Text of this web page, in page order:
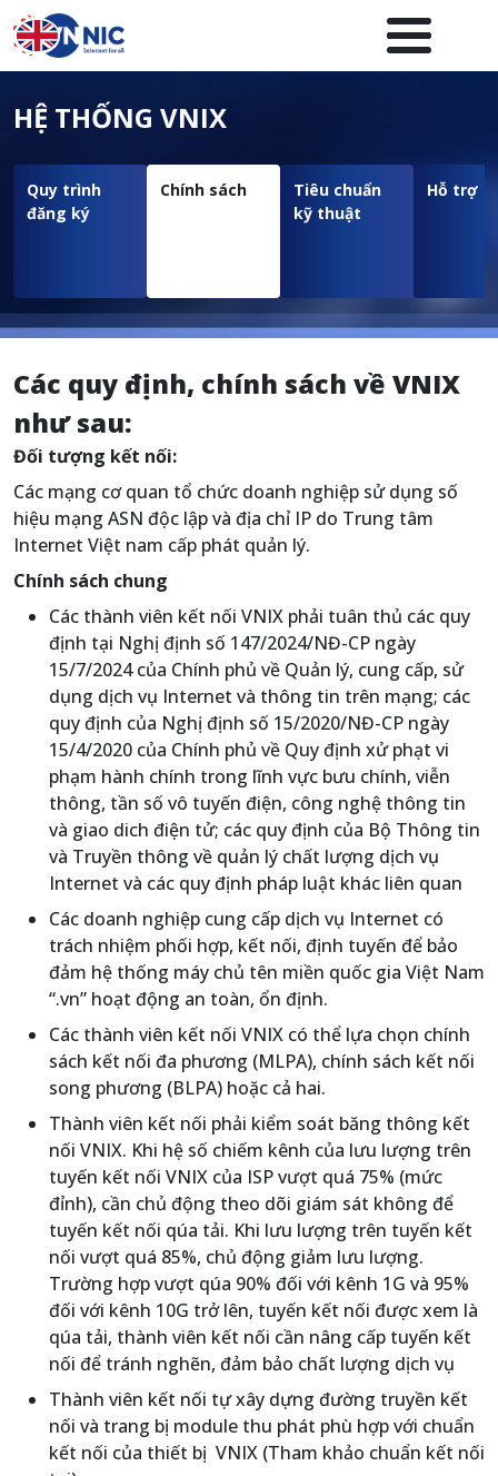
Nhảy đến nội dung
Menuheader của website
HỆ THỐNG VNIX
Quy trình
đăng ký
Chính sách
Tiêu chuẩn
kỹ thuật
Hỗ trợ
Các quy định, chính sách về VNIX
như sau:
Đối tượng kết nối:
Các mạng cơ quan tổ chức doanh nghiệp sử dụng số
hiệu mạng ASN độc lập và địa chỉ IP do Trung tâm
Internet Việt nam cấp phát quản lý.
Chính sách chung
Các thành viên kết nối VNIX phải tuân thủ các quy
định tại Nghị định số 147/2024/NĐ-CP ngày
15/7/2024 của Chính phủ về Quản lý, cung cấp, sử
dụng dịch vụ Internet và thông tin trên mạng; các
quy định của Nghị định số 15/2020/NĐ-CP ngày
15/4/2020 của Chính phủ về Quy định xử phạt vi
phạm hành chính trong lĩnh vực bưu chính, viễn
thông, tần số vô tuyến điện, công nghệ thông tin
và giao dich điện tử; các quy định của Bộ Thông tin
và Truyền thông về quản lý chất lượng dịch vụ
Internet và các quy định pháp luật khác liên quan
Các doanh nghiệp cung cấp dịch vụ Internet có
trách nhiệm phối hợp, kết nối, định tuyến để bảo
đảm hệ thống máy chủ tên miền quốc gia Việt Nam
“.vn” hoạt động an toàn, ổn định.
Các thành viên kết nối VNIX có thể lựa chọn chính
sách kết nối đa phương (MLPA), chính sách kết nối
song phương (BLPA) hoặc cả hai.
Thành viên kết nối phải kiểm soát băng thông kết
nối VNIX. Khi hệ số chiếm kênh của lưu lượng trên
tuyến kết nối VNIX của ISP vượt quá 75% (mức
đỉnh), cần chủ động theo dõi giám sát không để
tuyến kết nối qúa tải. Khi lưu lượng trên tuyến kết
nối vượt quá 85%, chủ động giảm lưu lượng.
Trường hợp vượt qúa 90% đối với kênh 1G và 95%
đối với kênh 10G trở lên, tuyến kết nối được xem là
qúa tải, thành viên kết nối cần nâng cấp tuyến kết
nối để tránh nghẽn, đảm bảo chất lượng dịch vụ
Thành viên kết nối tự xây dựng đường truyền kết
nối và trang bị module thu phát phù hợp với chuẩn
kết nối của thiết bị VNIX (Tham khảo chuẩn kết nối